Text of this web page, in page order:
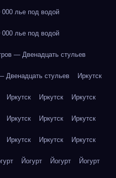
лье под водой
лье под водой
— Двенадцать стульев
Двенадцать стульев Иркутск
Иркутск Иркутск Иркутск
Иркутск Иркутск Иркутск
Иркутск Иркутск Иркутск
Йогурт Йогурт Йогурт